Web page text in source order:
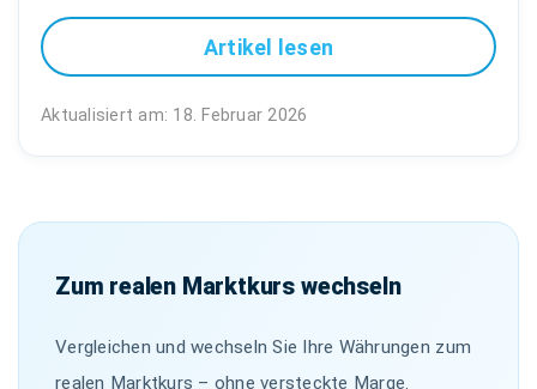
Artikel lesen
Aktualisiert am: 18. Februar 2026
Zum realen Marktkurs wechseln
Vergleichen und wechseln Sie Ihre Währungen zum
realen Marktkurs – ohne versteckte Marge.